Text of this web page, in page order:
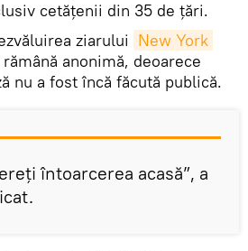
cetățenii din 35 de țări.
ziarului New York
anonimă, deoarece
nu a fost încă făcută publică.
întoarcerea acasă”, a